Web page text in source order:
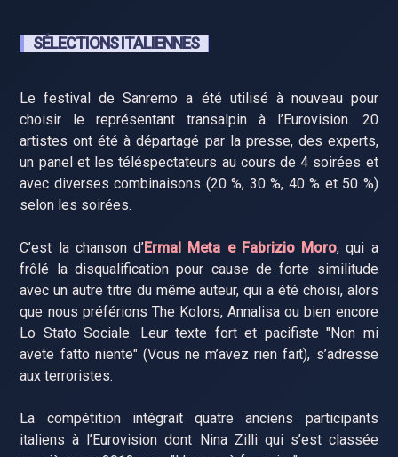
SÉLECTIONS ITALIENNES
Le festival de Sanremo a été utilisé à nouveau pour
choisir le représentant transalpin à l’Eurovision. 20
artistes ont été à départagé par la presse, des experts,
un panel et les téléspectateurs au cours de 4 soirées et
avec diverses combinaisons (20 %, 30 %, 40 % et 50 %)
selon les soirées.
C’est la chanson d’Ermal Meta e Fabrizio Moro, qui a
frôlé la disqualification pour cause de forte similitude
avec un autre titre du même auteur, qui a été choisi, alors
que nous préférions The Kolors, Annalisa ou bien encore
Lo Stato Sociale. Leur texte fort et pacifiste "Non mi
avete fatto niente" (Vous ne m’avez rien fait), s’adresse
aux terroristes.
La compétition intégrait quatre anciens participants
italiens à l’Eurovision dont Nina Zilli qui s’est classée